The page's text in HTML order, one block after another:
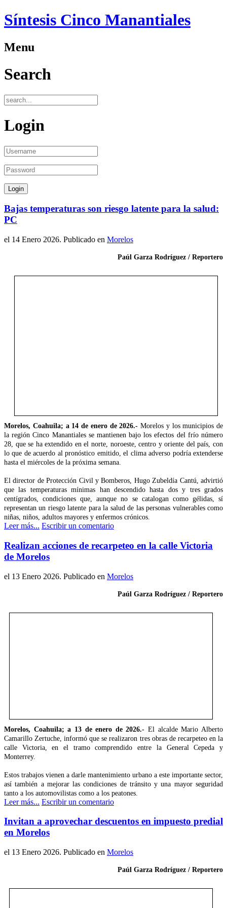
Síntesis Cinco Manantiales
Menu
Search
Login
Bajas temperaturas son riesgo latente para la salud:
PC
el 14 Enero 2026. Publicado en Morelos
Paúl Garza Rodríguez / Reportero
Morelos, Coahuila; a 14 de enero de 2026.- Morelos y los municipios de
la región Cinco Manantiales se mantienen bajo los efectos del frío número
28, que se ha extendido en el norte, noroeste, centro y oriente del país, con
lo que de acuerdo al pronóstico emitido, el clima adverso podría extenderse
hasta el miércoles de la próxima semana.
El director de Protección Civil y Bomberos, Hugo Zubeldía Cantú, advirtió
que las temperaturas mínimas han descendido hasta dos y tres grados
centígrados, condiciones que, aunque no se catalogan como gélidas, sí
representan un riesgo latente para la salud de las personas vulnerables como
niñas, niños, adultos mayores y enfermos crónicos.
Leer más... Escribir un comentario
Realizan acciones de recarpeteo en la calle Victoria
de Morelos
el 13 Enero 2026. Publicado en Morelos
Paúl Garza Rodríguez / Reportero
Morelos, Coahuila; a 13 de enero de 2026.-El alcalde Mario Alberto
Camarillo Zertuche, informó que se realizaron tres obras de recarpeteo en la
calle Victoria, en el tramo comprendido entre la General Cepeda y
Monterrey.
Estos trabajos vienen a darle mantenimiento urbano a este importante sector,
así también a mejorar las condiciones de tránsito y una mayor seguridad
tanto a los automovilistas como a los peatones.
Leer más... Escribir un comentario
Invitan a aprovechar descuentos en impuesto predial
en Morelos
el 13 Enero 2026. Publicado en Morelos
Paúl Garza Rodríguez / Reportero